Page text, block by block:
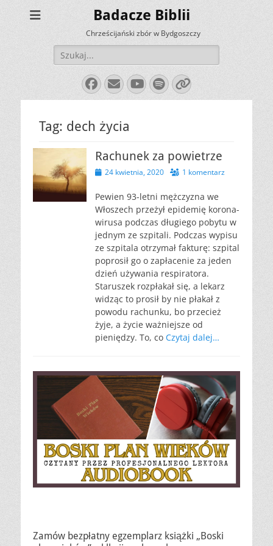
Badacze Biblii
Chrześcijański zbór w Bydgoszczy
Szukaj:
Facebook
E-
mail
YouTube
Spotify
Link
Tag: dech życia
Rachunek za powietrze
Opublikowano
24 kwietnia, 2020 1 komentarz
Pewien 93-letni mężczyzna we
Włoszech przeżył epidemię korona-
wirusa podczas długiego pobytu w
jednym ze szpitali. Podczas wypisu
ze szpitala otrzymał fakturę: szpital
poprosił go o zapłacenie za jeden
dzień używania respiratora.
Staruszek rozpłakał się, a lekarz
widząc to prosił by nie płakał z
powodu rachunku, bo przecież
żyje, a życie ważniejsze od
pieniędzy. To, co Czytaj dalej…
Zamów bezpłatny egzemplarz książki „Boski